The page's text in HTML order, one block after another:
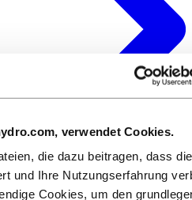
verwendet Cookies.
die dazu beitragen, dass
und Ihre Nutzungserfahrung
Cookies, um den